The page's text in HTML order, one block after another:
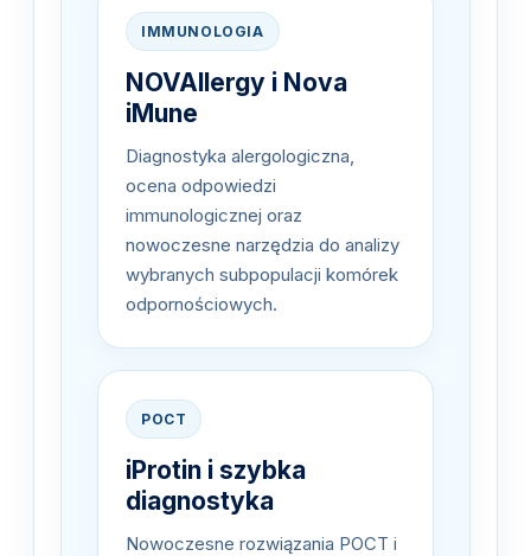
IMMUNOLOGIA
NOVAllergy i Nova
iMune
Diagnostyka alergologiczna,
ocena odpowiedzi
immunologicznej oraz
nowoczesne narzędzia do analizy
wybranych subpopulacji komórek
odpornościowych.
POCT
iProtin i szybka
diagnostyka
Nowoczesne rozwiązania POCT i